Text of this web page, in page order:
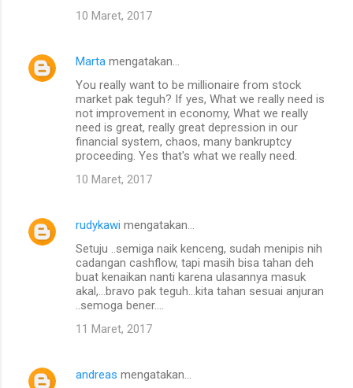
10 Maret, 2017
Marta mengatakan…
You really want to be millionaire from stock
market pak teguh? If yes, What we really need is
not improvement in economy, What we really
need is great, really great depression in our
financial system, chaos, many bankruptcy
proceeding. Yes that's what we really need.
10 Maret, 2017
rudykawi mengatakan…
Setuju ..semiga naik kenceng, sudah menipis nih
cadangan cashflow, tapi masih bisa tahan deh
buat kenaikan nanti karena ulasannya masuk
akal,...bravo pak teguh...kita tahan sesuai anjuran
..semoga bener....
11 Maret, 2017
andreas mengatakan…